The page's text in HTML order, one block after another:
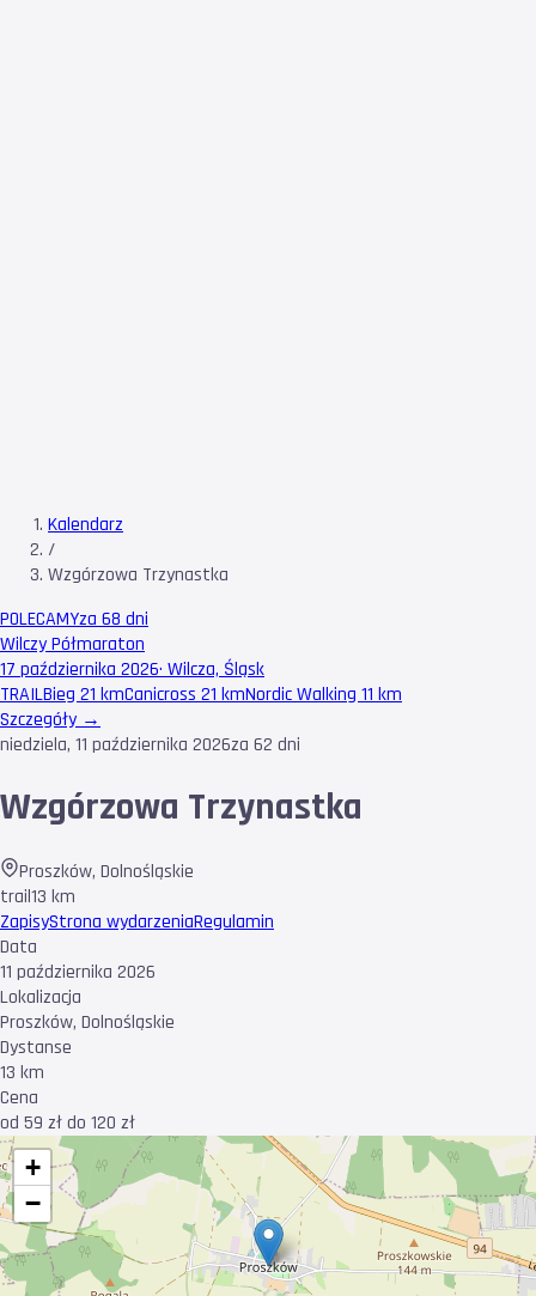
Kalendarz
/
Wzgórzowa Trzynastka
POLECAMYza 68 dni
Wilczy Półmaraton
17 października 2026· Wilcza, Śląsk
TRAILBieg 21 kmCanicross 21 kmNordic Walking 11 km
Szczegóły →
niedziela, 11 października 2026za 62 dni
Wzgórzowa Trzynastka
Proszków, Dolnośląskie
trail13 km
ZapisyStrona wydarzeniaRegulamin
Data
11 października 2026
Lokalizacja
Proszków, Dolnośląskie
Dystanse
13 km
Cena
od 59 zł do 120 zł
+
−